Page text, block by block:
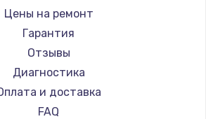
Ремонт ноутбуков iru
ноутбуков Machenike
ноутбуков DEXP
ноутбуков Teclast
ноутбуков CHUWI
ноутбуков Colorful
Gigabyte
Aorus
Maibenben
Getac
Epson
Philips
Цены на ремонт
Гарантия
Отзывы
Диагностика
и доставка
FAQ